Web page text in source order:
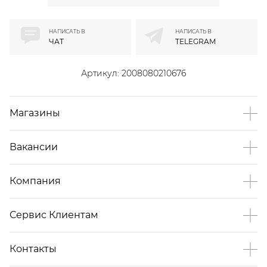
Артикул: 2008080210676
НАПИСАТЬ В
ЧАТ
НАПИСАТЬ В
TELEGRAM
Магазины
Вакансии
Компания
Сервис Клиентам
Контакты